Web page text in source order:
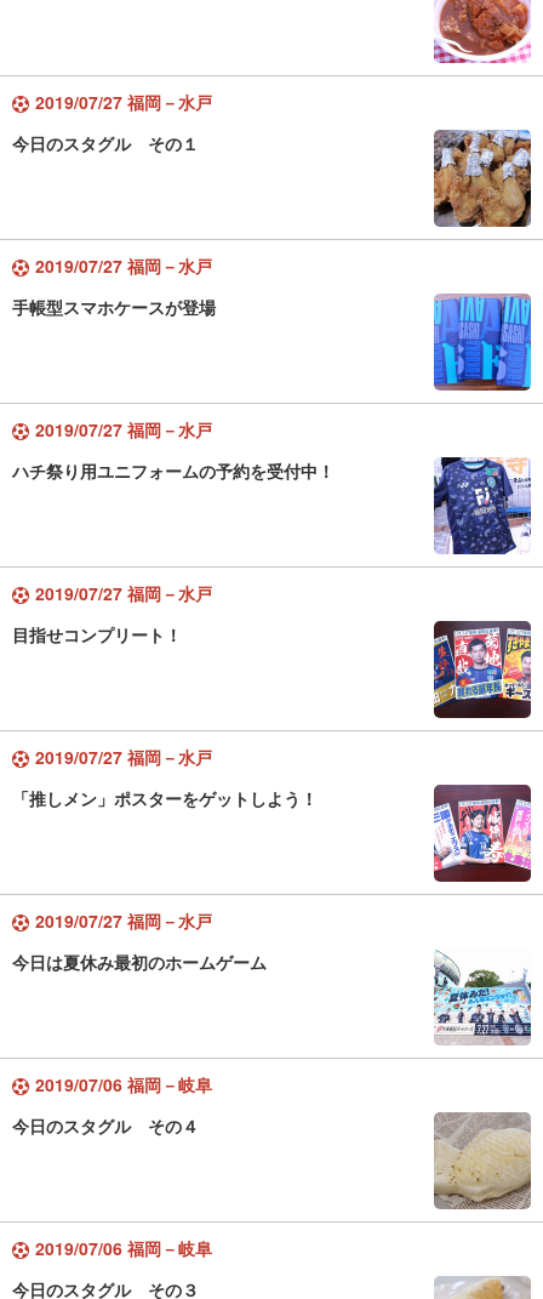
2019/07/27 福岡－水戸
今日のスタグル その１
2019/07/27 福岡－水戸
手帳型スマホケースが登場
2019/07/27 福岡－水戸
ハチ祭り用ユニフォームの予約を受付中！
2019/07/27 福岡－水戸
目指せコンプリート！
2019/07/27 福岡－水戸
「推しメン」ポスターをゲットしよう！
2019/07/27 福岡－水戸
今日は夏休み最初のホームゲーム
2019/07/06 福岡－岐阜
今日のスタグル その４
2019/07/06 福岡－岐阜
今日のスタグル その３